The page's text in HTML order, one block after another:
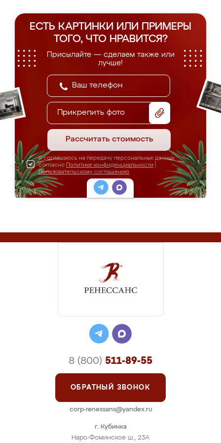
ЕСТЬ КАРТИНКИ ИЛИ ПРИМЕРЫ
ТОГО, ЧТО НРАВИТСЯ?
Присылайте — сделаем также или
лучше!
Прикрепить фото
Рассчитать стоимость
Я соглашаюсь на передачу персональных данных
согласно Политике конфиденциальности
Пользовательскому соглашению
г. Кубинка
Наро-Фоминское ш., 23А
8 (800) 511-89-55
ОБРАТНЫЙ ЗВОНОК
corp-renessans@yandex.ru